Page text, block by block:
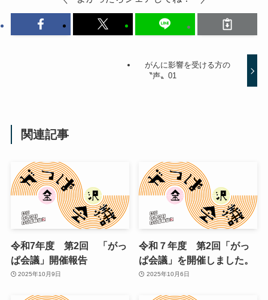
がんに影響を受ける方の
〝声〟01
関連記事
令和7年度 第2回 「がっ
ぱ会議」開催報告
2025年10月9日
令和７年度 第2回「がっ
ぱ会議」を開催しました。
2025年10月6日